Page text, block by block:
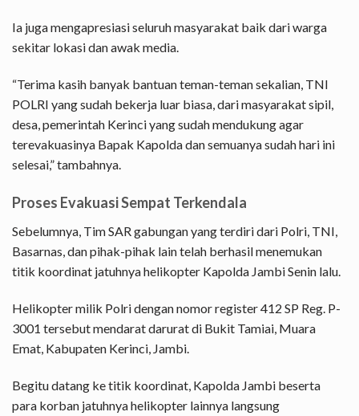
Ia juga mengapresiasi seluruh masyarakat baik dari warga
sekitar lokasi dan awak media.
“Terima kasih banyak bantuan teman-teman sekalian, TNI
POLRI yang sudah bekerja luar biasa, dari masyarakat sipil,
desa, pemerintah Kerinci yang sudah mendukung agar
terevakuasinya Bapak Kapolda dan semuanya sudah hari ini
selesai,” tambahnya.
Proses Evakuasi Sempat Terkendala
Sebelumnya, Tim SAR gabungan yang terdiri dari Polri, TNI,
Basarnas, dan pihak-pihak lain telah berhasil menemukan
titik koordinat jatuhnya helikopter Kapolda Jambi Senin lalu.
Helikopter milik Polri dengan nomor register 412 SP Reg. P-
3001 tersebut mendarat darurat di Bukit Tamiai, Muara
Emat, Kabupaten Kerinci, Jambi.
Begitu datang ke titik koordinat, Kapolda Jambi beserta
para korban jatuhnya helikopter lainnya langsung